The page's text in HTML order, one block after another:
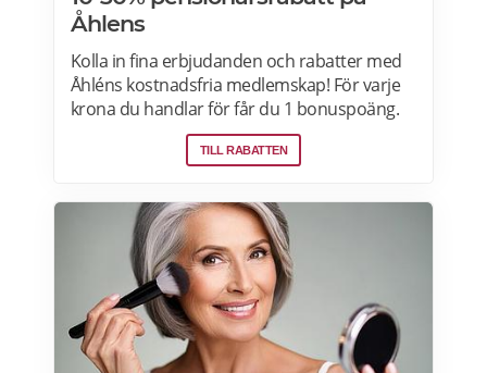
Åhlens
Kolla in fina erbjudanden och rabatter med
Åhléns kostnadsfria medlemskap! För varje
krona du handlar för får du 1 bonuspoäng.
Och för varje 1250 poäng, får du 25 kronor i
bonus. 10-30% välkomsterbjudande:
30% rabatt på ditt första köp som medlem.
Läs mer om pensionärsrabatter på Åhléns
TILL RABATTEN